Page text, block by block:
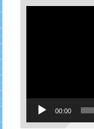
00:00